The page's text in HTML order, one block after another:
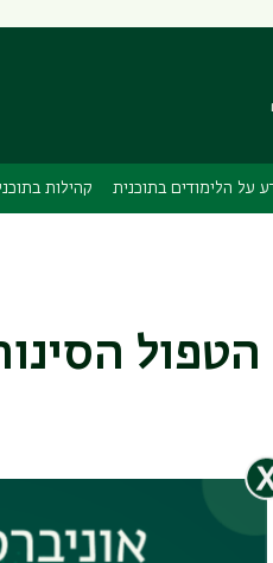
על הלימודים בתוכנית קהילות